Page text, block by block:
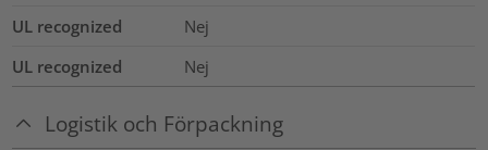
UL recognized
Nej
UL recognized
Nej
Logistik och Förpackning